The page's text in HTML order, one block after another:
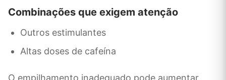
Combinações que exigem atenção
Outros estimulantes
Altas doses de cafeína